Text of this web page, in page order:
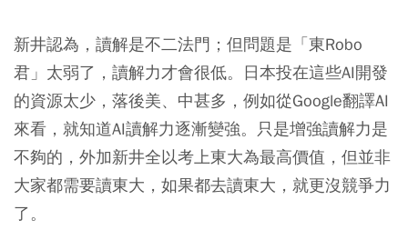
新井認為，讀解是不二法門；但問題是「東Robo
君」太弱了，讀解力才會很低。日本投在這些AI開發
的資源太少，落後美、中甚多，例如從Google翻譯AI
來看，就知道AI讀解力逐漸變強。只是增強讀解力是
不夠的，外加新井全以考上東大為最高價值，但並非
大家都需要讀東大，如果都去讀東大，就更沒競爭力
了。